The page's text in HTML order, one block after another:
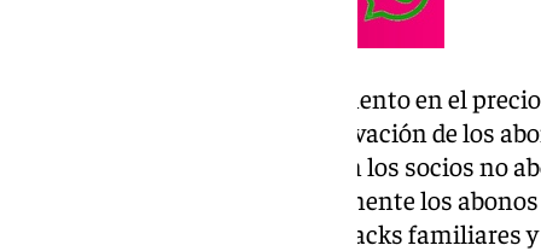
El cambio no supone un incremento en el
el pago en dos plazos en la renovación de los
cuota de socio a enero junto con los socios no
condición. Se mantienen igualmente los
de 16 años, mayores de 70, los packs